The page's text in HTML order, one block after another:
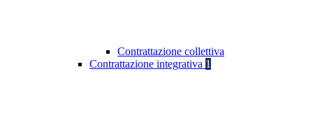
Contrattazione collettiva
Contrattazione integrativa 1